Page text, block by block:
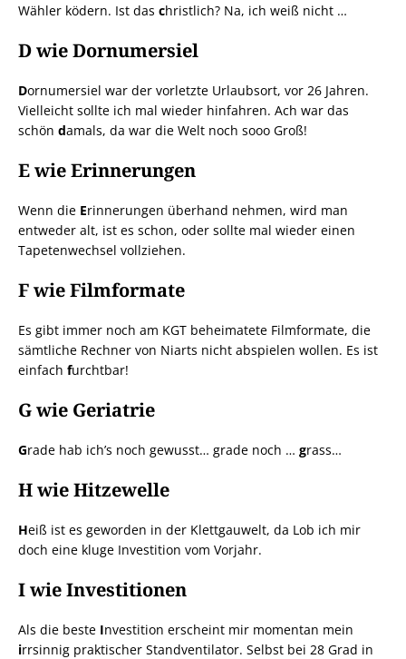
Wähler ködern. Ist das christlich? Na, ich weiß nicht …
D wie Dornumersiel
Dornumersiel war der vorletzte Urlaubsort, vor 26 Jahren.
Vielleicht sollte ich mal wieder hinfahren. Ach war das
schön damals, da war die Welt noch sooo Groß!
E wie Erinnerungen
Wenn die Erinnerungen überhand nehmen, wird man
entweder alt, ist es schon, oder sollte mal wieder einen
Tapetenwechsel vollziehen.
F wie Filmformate
Es gibt immer noch am KGT beheimatete Filmformate, die
sämtliche Rechner von Niarts nicht abspielen wollen. Es ist
einfach furchtbar!
G wie Geriatrie
Grade hab ich’s noch gewusst… grade noch … grass…
H wie Hitzewelle
Heiß ist es geworden in der Klettgauwelt, da Lob ich mir
doch eine kluge Investition vom Vorjahr.
I wie Investitionen
Als die beste Investition erscheint mir momentan mein
irrsinnig praktischer Standventilator. Selbst bei 28 Grad in